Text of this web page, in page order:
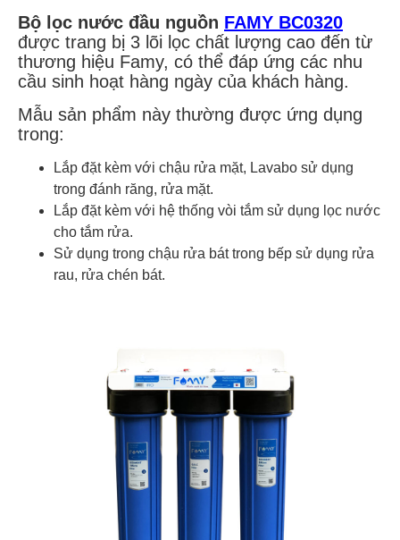
Bộ lọc nước đầu nguồn FAMY BC0320
được trang bị 3 lõi lọc chất lượng cao đến từ
thương hiệu Famy, có thể đáp ứng các nhu
cầu sinh hoạt hàng ngày của khách hàng.
Mẫu sản phẩm này thường được ứng dụng
trong:
Lắp đặt kèm với chậu rửa mặt, Lavabo sử dụng
trong đánh răng, rửa mặt.
Lắp đặt kèm với hệ thống vòi tắm sử dụng lọc nước
cho tắm rửa.
Sử dụng trong chậu rửa bát trong bếp sử dụng rửa
rau, rửa chén bát.